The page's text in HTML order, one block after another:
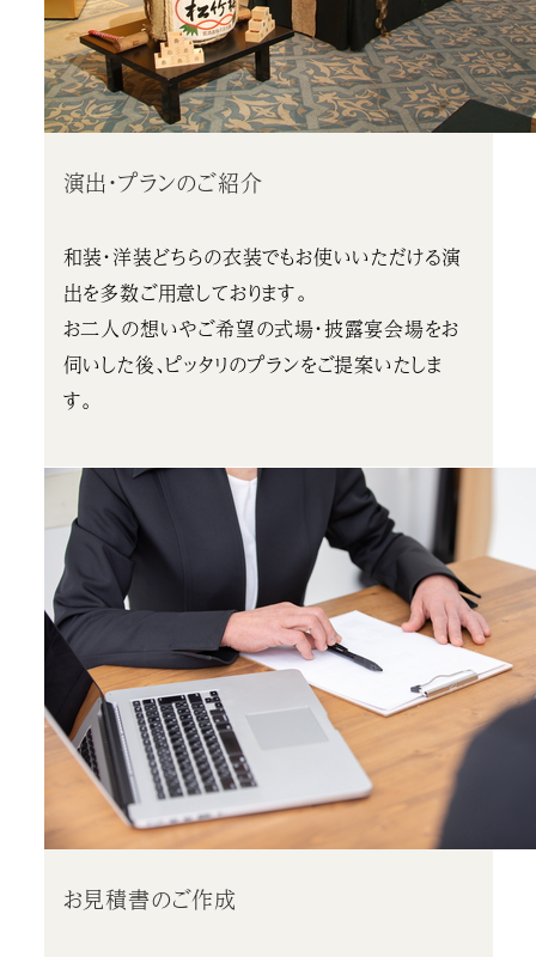
演出・プランのご紹介
和装・洋装どちらの衣装でもお使いいただける演
出を多数ご用意しております。
お二人の想いやご希望の式場・披露宴会場をお
伺いした後、ピッタリのプランをご提案いたしま
す。
お見積書のご作成